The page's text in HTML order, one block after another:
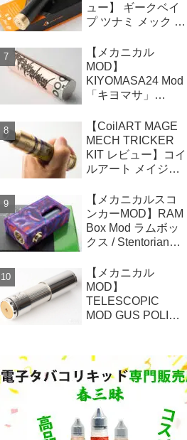
ュー】 ギークベイ
プ ツナミ メック メ
ー
【メカニカル
MOD】
KIYOMASA24 Mod
「キヨマサ」
japan）レビュー
【CoilART MAGE
MECH TRICKER
KIT レビュー】コイ
ルアート メイジメ
キット
【メカニカルスコ
ンカーMOD】RAM
Box Mod ラムボッ
クス / Stentorian
カスコ レビュー
【メカニカル
MOD】
TELESCOPIC
MOD GUS POLISH